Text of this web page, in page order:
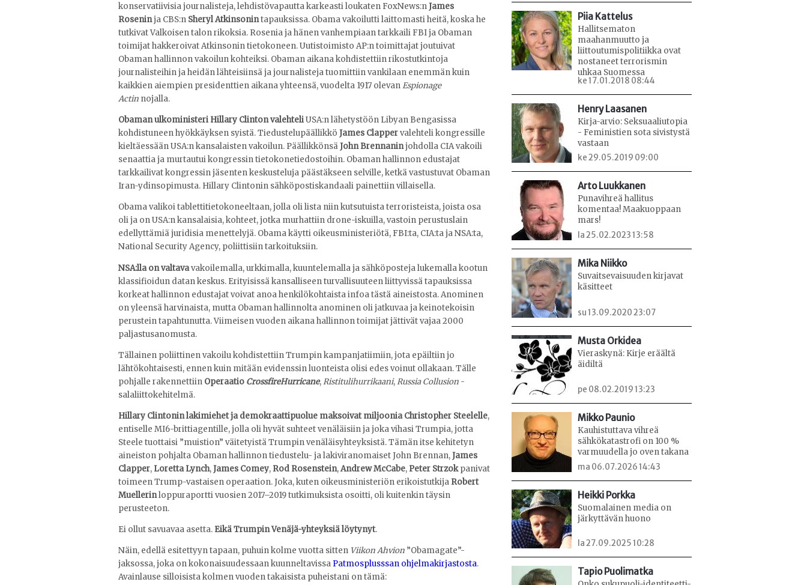
konservatiivisia journalisteja, lehdistövapautta karkeasti loukaten FoxNews:nJames
Roseninja CBS:n Sheryl Atkinsonintapauksissa. Obama vakoilutti laittomasti heitä, koska he
tutkivat Valkoisen talon rikoksia. Rosenia ja hänen vanhempiaan tarkkaili FBI ja Obaman
toimijat hakkeroivat Atkinsonin tietokoneen. Uutistoimisto AP:n toimittajat joutuivat
Obaman hallinnon vakoilun kohteiksi. Obaman aikana kohdistettiin rikostutkintoja
journalisteihin ja heidän lähteisiinsä ja journalisteja tuomittiin vankilaan enemmän kuin
kaikkien aiempien presidenttien aikana yhteensä, vuodelta 1917 olevanEspionage
Actin nojalla.
Obaman ulkoministeri Hillary Clinton valehteliUSA:n lähetystöön Libyan Bengasissa
kohdistuneen hyökkäyksen syistä. Tiedustelupäällikkö James Clappervalehteli kongressille
kieltäessään USA:n kansalaisten vakoilun. PäällikkönsäJohn Brennaninjohdolla CIA vakoili
senaattia ja murtautui kongressin tietokonetiedostoihin. Obaman hallinnon edustajat
tarkkailivat kongressin jäsenten keskusteluja päästäkseen selville, ketkä vastustuvat Obaman
Iran-ydinsopimusta. Hillary Clintonin sähköpostiskandaali painettiin villaisella.
Obama valikoi tablettitietokoneeltaan, jolla oli lista niin kutsutuista terroristeista, joista osa
oli ja on USA:n kansalaisia, kohteet, jotka murhattiin drone-iskuilla, vastoin perustuslain
edellyttämiä juridisia menettelyjä. Obama käytti oikeusministeriötä, FBI:ta, CIA:ta ja NSA:ta,
National Security Agency, poliittisiin tarkoituksiin.
NSA:lla on valtavavakoilemalla, urkkimalla, kuuntelemalla ja sähköposteja lukemalla kootun
klassifioidun datan keskus. Erityisissä kansalliseen turvallisuuteen liittyvissä tapauksissa
korkeat hallinnon edustajat voivat anoa henkilökohtaista infoa tästä aineistosta. Anominen
on yleensä harvinaista, mutta Obaman hallinnolta anominen oli jatkuvaa ja keinotekoisin
perustein tapahtunutta. Viimeisen vuoden aikana hallinnon toimijat jättivät vajaa 2000
paljastusanomusta.
Tällainen poliittinen vakoilu kohdistettiin Trumpin kampanjatiimiin, jota epäiltiin jo
lähtökohtaisesti, ennen kuin mitään evidenssin luonteista olisi edes voinut ollakaan. Tälle
pohjalle rakennettiin Operaatio CrossfireHurricane,Ristitulihurrikaani,Russia Collusion -
salaliittokehitelmä.
Hillary Clintonin lakimiehet ja demokraattipuolue maksoivat miljoonia Christopher Steelelle,
entiselle MI6-brittiagentille, jolla oli hyvät suhteet venäläisiin ja joka vihasi Trumpia, jotta
Steele tuottaisi ”muistion” väitetyistä Trumpin venäläisyhteyksistä. Tämän itse kehitetyn
aineiston pohjalta Obaman hallinnon tiedustelu- ja lakiviranomaiset John Brennan,James
Clapper, Loretta Lynch,James Comey, Rod Rosenstein,Andrew McCabe, Peter Strzokpanivat
toimeen Trump-vastaisen operaation. Joka, kuten oikeusministeriön erikoistutkija Robert
Muellerinloppuraportti vuosien 2017–2019 tutkimuksista osoitti, oli kuitenkin täysin
perusteeton.
Ei ollut savuavaa asetta. Eikä Trumpin Venäjä-yhteyksiä löytynyt.
Näin, edellä esitettyyn tapaan, puhuin kolme vuotta sitten Viikon Ahvion ”Obamagate”-
jaksossa, joka on kokonaisuudessaan kuunneltavissa Patmosplusssan ohjelmakirjastosta.
Avainlause silloisista kolmen vuoden takaisista puheistani on tämä:
Piia Kattelus
Hallitsematon
maahanmuutto ja
liittoutumispolitiikka ovat
nostaneet terrorismin
uhkaa Suomessa
ke 17.01.2018 08:44
Henry Laasanen
Kirja-arvio: Seksuaaliutopia
- Feministien sota sivistystä
vastaan
ke 29.05.2019 09:00
Arto Luukkanen
Punavihreä hallitus
komentaa! Maakuoppaan
mars!
la 25.02.2023 13:58
Mika Niikko
Suvaitsevaisuuden kirjavat
käsitteet
su 13.09.2020 23:07
Musta Orkidea
Vieraskynä: Kirje eräältä
äidiltä
pe 08.02.2019 13:23
Mikko Paunio
Kauhistuttava vihreä
sähkökatastrofi on 100 %
varmuudella jo oven takana
ma 06.07.2026 14:43
Heikki Porkka
Suomalainen media on
järkyttävän huono
la 27.09.2025 10:28
Tapio Puolimatka